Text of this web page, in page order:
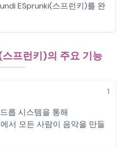
ESprunki(스프런키)를 완
프런키)의 주요 기능
1
롭 시스템을 통해
서 모든 사람이 음악을 만들